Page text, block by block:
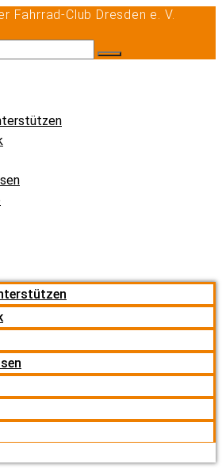
Fahrrad-Club Dresden e. V.